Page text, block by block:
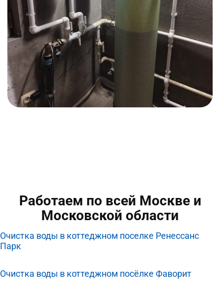
Работаем по всей Москве и
Московской области
Очистка воды в коттеджном поселке Ренессанс
Парк
Очистка воды в коттеджном посёлке Фаворит